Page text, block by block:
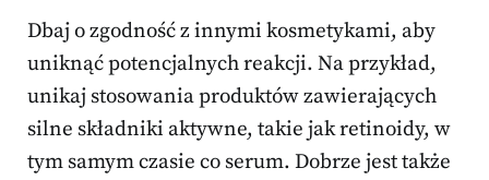
Dbaj o zgodność z innymi kosmetykami, aby
uniknąć potencjalnych reakcji. Na przykład,
unikaj stosowania produktów zawierających
silne składniki aktywne, takie jak retinoidy, w
tym samym czasie co serum. Dobrze jest także